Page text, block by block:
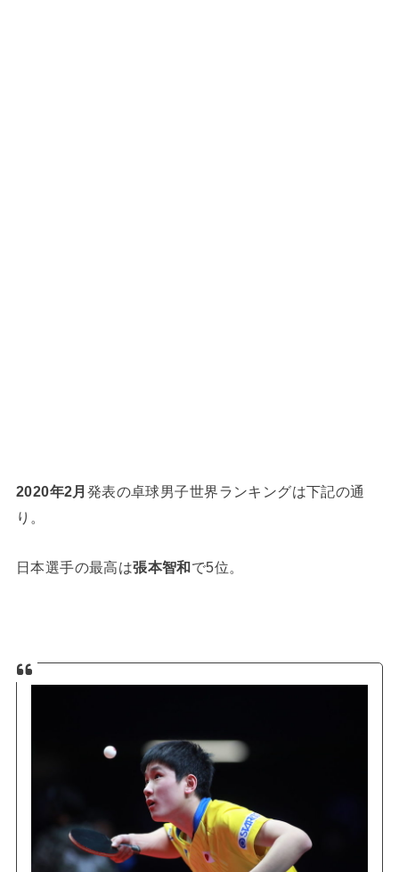
2020年2月 発表の卓球男子世界ランキングは下記の通
り。
日本選手の最高は張本智和で5位。